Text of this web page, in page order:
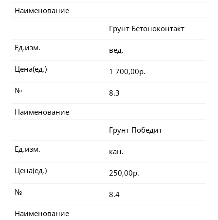
Наименование
Грунт Бетоноконтакт
вед.
Ед.изм.
1 700,00р.
Цена(ед.)
8.3
№
Наименование
Грунт Победит
кан.
Ед.изм.
250,00р.
Цена(ед.)
8.4
№
Наименование